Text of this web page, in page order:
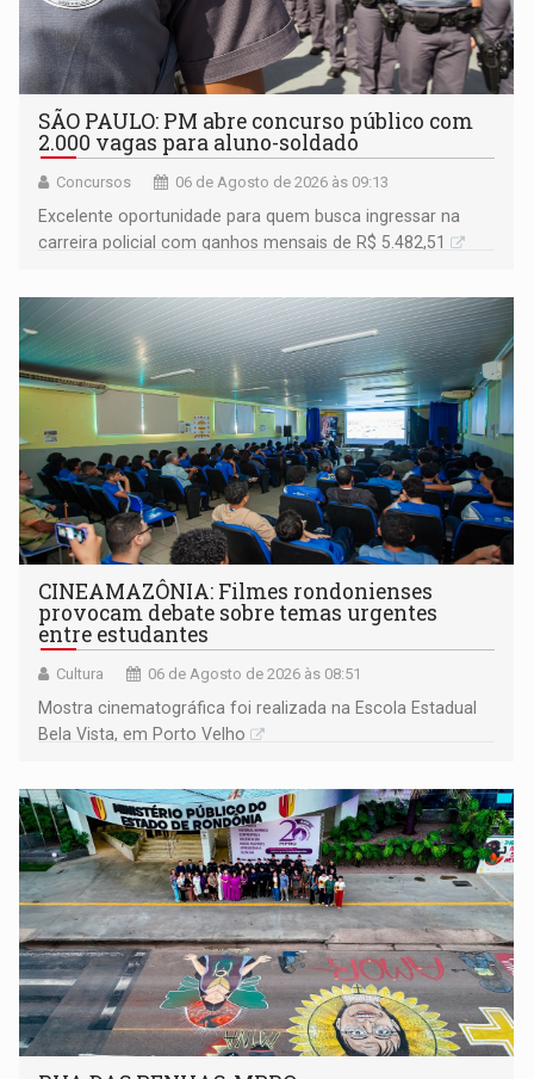
SÃO PAULO: PM abre concurso público com
2.000 vagas para aluno-soldado
Concursos 06 de Agosto de 2026 às 09:13
Excelente oportunidade para quem busca ingressar na
carreira policial com ganhos mensais de R$ 5.482,51
CINEAMAZÔNIA: Filmes rondonienses
provocam debate sobre temas urgentes
entre estudantes
Cultura 06 de Agosto de 2026 às 08:51
Mostra cinematográfica foi realizada na Escola Estadual
Bela Vista, em Porto Velho